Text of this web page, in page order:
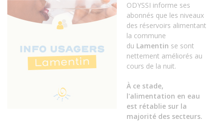
ODYSSI informe ses
abonnés que les niveaux
des réservoirs alimentant
la commune
du Lamentin se sont
nettement améliorés au
cours de la nuit.
À ce stade,
l'alimentation en eau
est rétablie sur la
majorité des secteurs.